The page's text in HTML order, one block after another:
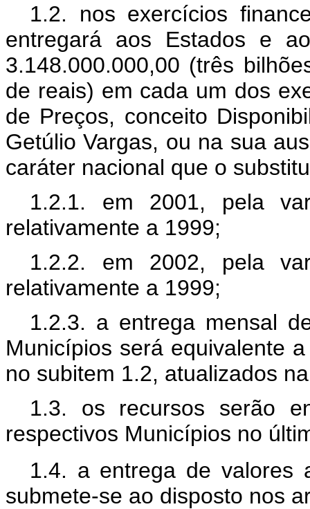
1.2. nos exercícios
entregará aos Estados e
3.148.000.000,00 (três
de reais) em cada um dos
de Preços, conceito
Getúlio Vargas, ou na sua
caráter nacional que o
1.2.1. em 2001, pela
relativamente a 1999;
1.2.2. em 2002, pela
relativamente a 1999;
1.2.3. a entrega mensal
Municípios será equivalente
no subitem 1.2, atualizados
1.3. os recursos serão
respectivos Municípios no
1.4. a entrega de valores
submete-se ao disposto nos